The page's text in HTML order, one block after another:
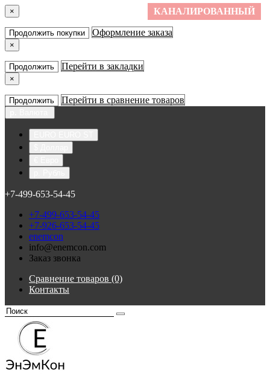
×
Продолжить покупки Оформление заказа
×
Продолжить Перейти в закладки
×
Продолжить Перейти в сравнение товаров
+7-499-653-54-45
+7-499-653-54-45
+7-926-653-54-45
enemcon
info@enemcon.com
Заказ звонка
Сравнение товаров (0)
Контакты
КАНАЛИРОВАННЫЙ